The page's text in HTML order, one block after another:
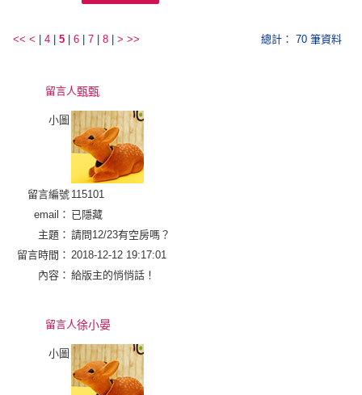
<< < 4 5 6 7 8 > >> 總計： 70 筆資料
留言人甄甄
小圖
留言編號 115101
email： 已隱藏
主題： 請問12/23有空房嗎？
留言時間： 2018-12-12 19:17:01
內容： 給版主的悄悄話！
留言人徐小晏
小圖